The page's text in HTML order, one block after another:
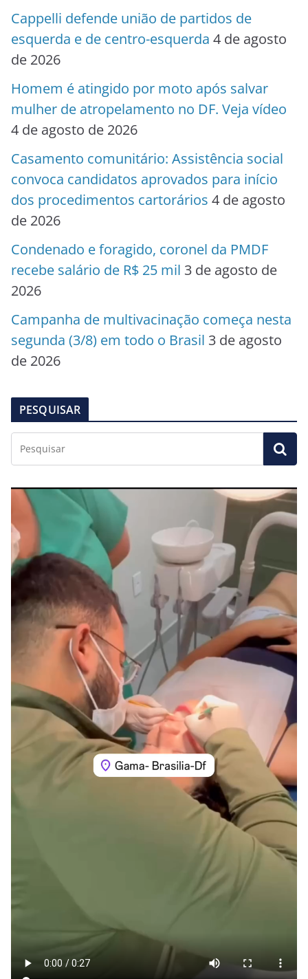
Cappelli defende união de partidos de
esquerda e de centro-esquerda 4 de agosto
de 2026
Homem é atingido por moto após salvar
mulher de atropelamento no DF. Veja vídeo
4 de agosto de 2026
Casamento comunitário: Assistência social
convoca candidatos aprovados para início
dos procedimentos cartorários 4 de agosto
de 2026
Condenado e foragido, coronel da PMDF
recebe salário de R$ 25 mil 3 de agosto de
2026
Campanha de multivacinação começa nesta
segunda (3/8) em todo o Brasil 3 de agosto
de 2026
PESQUISAR